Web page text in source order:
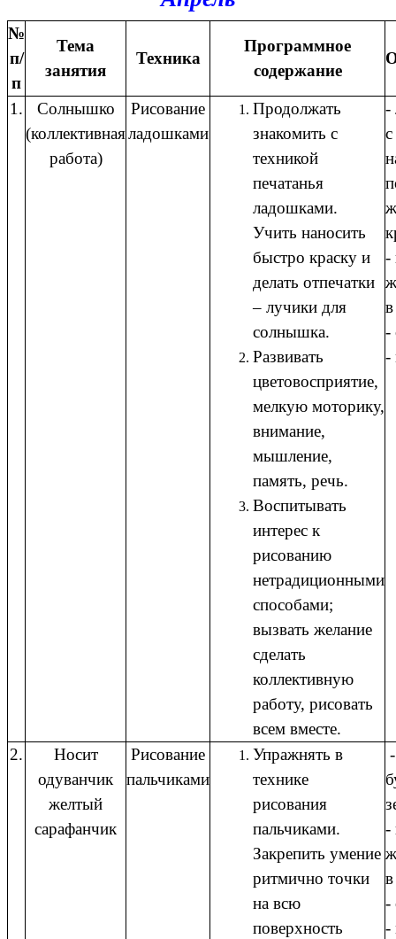
№
п/
п
Тема
занятия
Техника
Программное
содержание
1.
Солнышко
(коллективная
работа)
Рисование
ладошками
Продолжать
знакомить с
техникой
печатанья
ладошками.
Учить наносить
быстро краску и
делать отпечатки
– лучики для
солнышка.
Развивать
цветовосприятие,
мелкую моторику,
внимание,
мышление,
память, речь.
Воспитывать
интерес к
рисованию
нетрадиционными
способами;
вызвать желание
сделать
коллективную
работу, рисовать
всем вместе.
-
с
-
-
-
2.
Носит
одуванчик
желтый
сарафанчик
Рисование
пальчиками
Упражнять в
технике
рисования
пальчиками.
Закрепить умение
ритмично точки
на всю
поверхность
-
-
-